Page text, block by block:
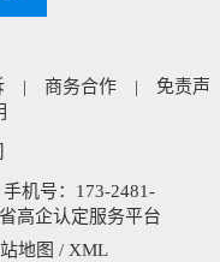
| 商务合作 |
免责声
手机号：173-2481-
高企认定服务平台
地图 / XML